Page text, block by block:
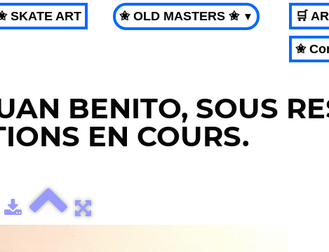
SKATE ART ✬ OLD MASTERS ✬ ▼ 🛒
✬
BENITO, SOUS
EN COURS.